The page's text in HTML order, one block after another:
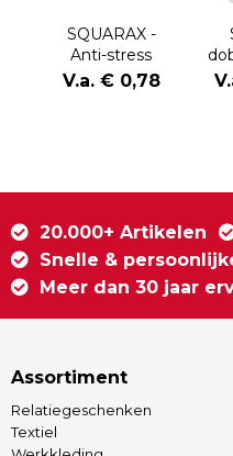
SQUARAX -
Anti-stress
vierkant
V.a. € 0,78
20.000+ Artikelen
Snelle &
Meer dan 30 jaar
Assortiment
Relatiegeschenken
Textiel